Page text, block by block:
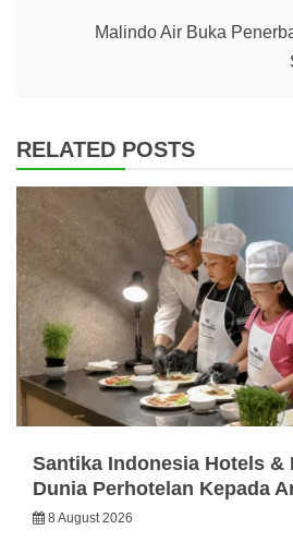
Malindo Air Buka
RELATED POSTS
Santika Indonesia Hotels &
Dunia Perhotelan Kepada
8 August 2026